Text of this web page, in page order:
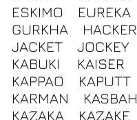
ESKIMO
EUREKA
GURKHA
HACKER
JACKET
JOCKEY
KABUKI
KAISER
KAPPAO
KAPUTT
KARMAN
KASBAH
KAZAKA
KAZAKE